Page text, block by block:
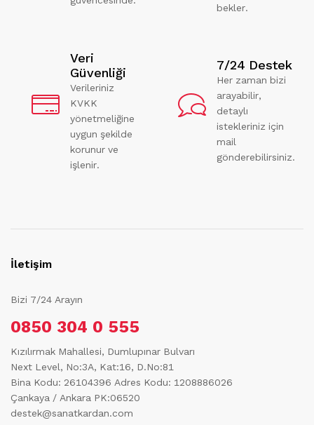
bekler.
Veri
Güvenliği
Verileriniz
KVKK
yönetmeliğine
uygun şekilde
korunur ve
işlenir.
7/24 Destek
Her zaman bizi
arayabilir,
detaylı
istekleriniz için
mail
gönderebilirsiniz.
İletişim
Bizi 7/24 Arayın
0850 304 0 555
Kızılırmak Mahallesi, Dumlupınar Bulvarı
Next Level, No:3A, Kat:16, D.No:81
Bina Kodu: 26104396 Adres Kodu: 1208886026
Çankaya / Ankara PK:06520
destek@sanatkardan.com